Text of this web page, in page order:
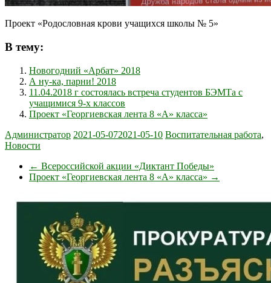
Проект «Родословная крови учащихся школы № 5»
В тему:
Новогодний «Арбат» 2018
А ну-ка, парни! 2018
11.04.2018 г состоялась встреча студентов БЭМТа с
учащимися 9-х классов
Проект «Георгиевская лента 8 «А» класса»
Администратор 2021-05-072021-05-10 Воспитательная работа,
Новости
← Всероссийской акции «Диктант Победы»
Проект «Георгиевская лента 8 «А» класса» →